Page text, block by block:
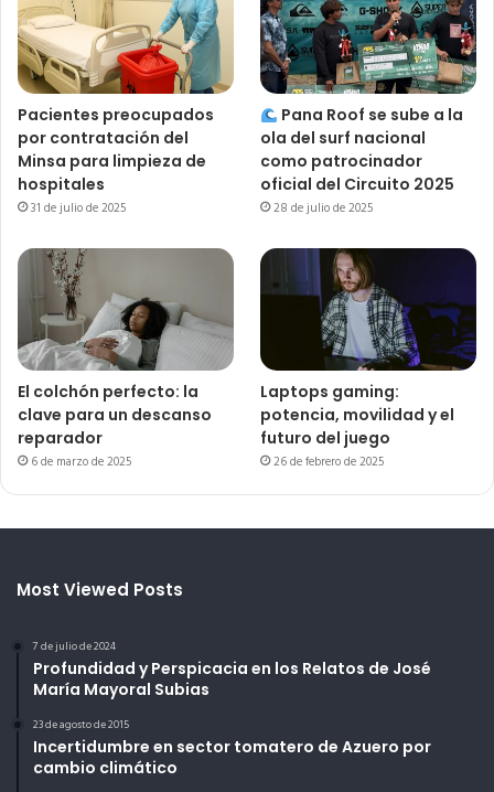
Pacientes preocupados
por contratación del
Minsa para limpieza de
hospitales
31 de julio de 2025
Pana Roof se sube a la
ola del surf nacional
como patrocinador
oficial del Circuito 2025
28 de julio de 2025
El colchón perfecto: la
clave para un descanso
reparador
6 de marzo de 2025
Laptops gaming:
potencia, movilidad y el
futuro del juego
26 de febrero de 2025
Most Viewed Posts
7 de julio de 2024
Profundidad y Perspicacia en los Relatos de José
María Mayoral Subias
23 de agosto de 2015
Incertidumbre en sector tomatero de Azuero por
cambio climático